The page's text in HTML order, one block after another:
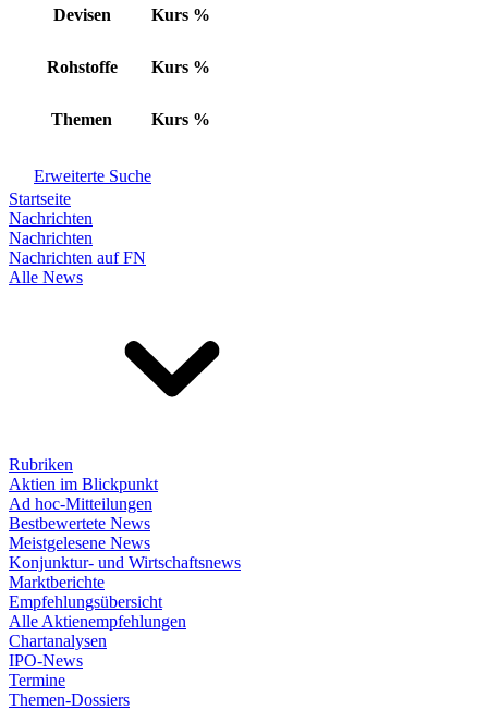
Devisen Kurs %
Rohstoffe Kurs %
Themen Kurs %
Erweiterte Suche
Startseite
Nachrichten
Nachrichten
Nachrichten auf FN
Alle News
Rubriken
Aktien im Blickpunkt
Ad hoc-Mitteilungen
Bestbewertete News
Meistgelesene News
Konjunktur- und Wirtschaftsnews
Marktberichte
Empfehlungsübersicht
Alle Aktienempfehlungen
Chartanalysen
IPO-News
Termine
Themen-Dossiers